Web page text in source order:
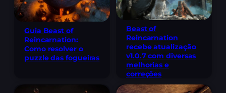
Guia Beast of
Reincarnation:
Como resolver o
puzzle das fogueiras
Beast of
Reincarnation
recebe atualização
v1.0.7 com diversas
melhorias e
correções